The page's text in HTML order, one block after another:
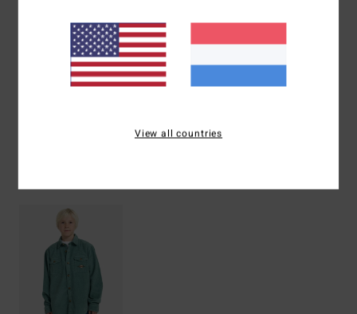
Samenstelling[Hoofdstof] 100% katoen
View all countries